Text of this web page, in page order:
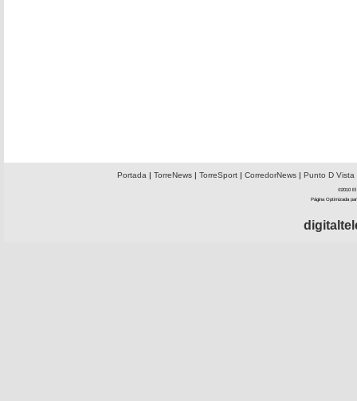
Portada | TorreNews| TorreSport| CorredorNews| Punto D Vista
©2010 El
Página Optimizada